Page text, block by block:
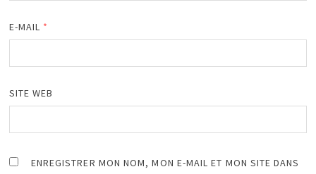
E-MAIL *
SITE WEB
ENREGISTRER MON NOM, MON E-MAIL ET MON SITE DANS